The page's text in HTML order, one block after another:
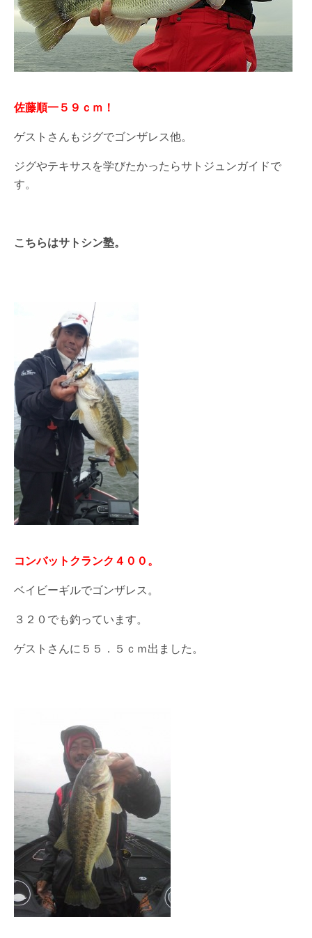
佐藤順一５９ｃｍ！
ゲストさんもジグでゴンザレス他。
ジグやテキサスを学びたかったらサトジュンガイドで
す。
こちらはサトシン塾。
コンバットクランク４００。
ベイビーギルでゴンザレス。
３２０でも釣っています。
ゲストさんに５５．５ｃｍ出ました。